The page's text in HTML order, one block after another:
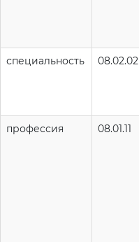
специальность 08.02.02
профессия 08.01.11